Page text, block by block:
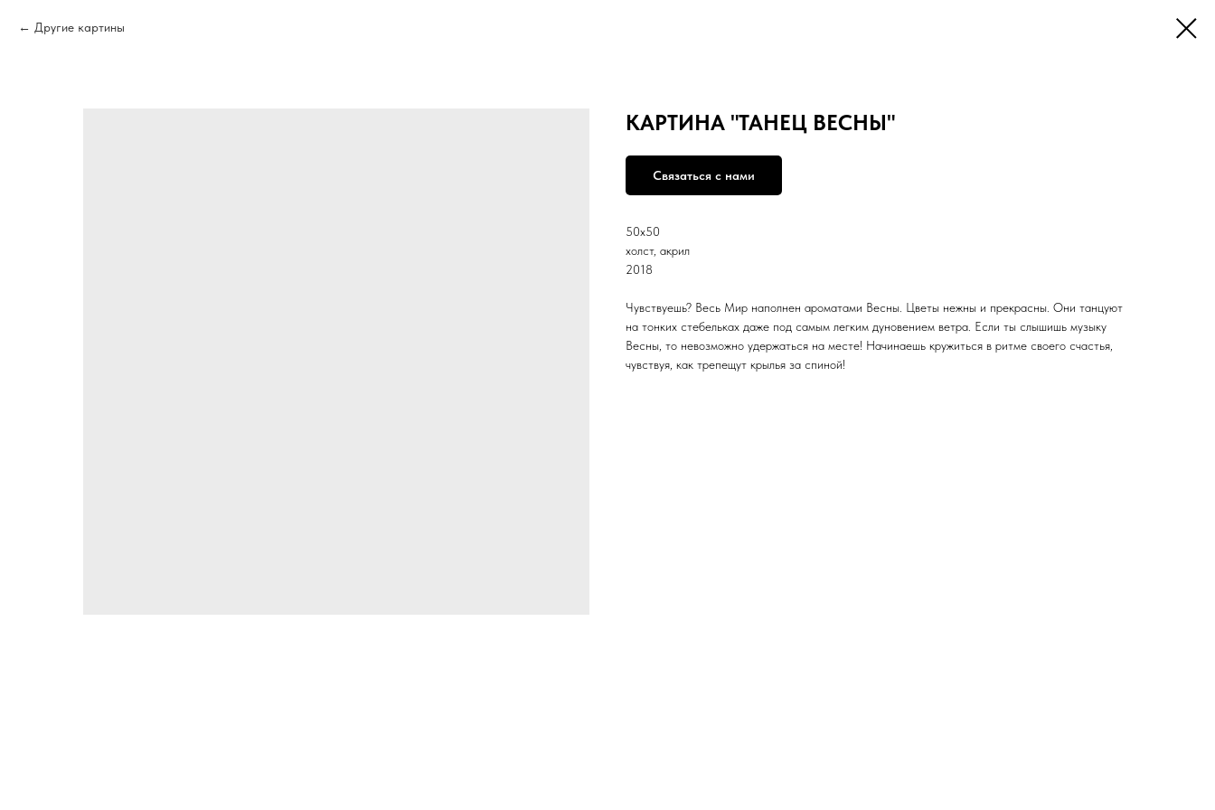
Другие картины
КАРТИНА "ТАНЕЦ ВЕСНЫ"
Связаться с нами
50х50
холст, акрил
2018
Чувствуешь? Весь Мир наполнен ароматами Весны. Цветы нежны и прекрасны. Они танцуют
на тонких стебельках даже под самым легким дуновением ветра. Если ты слышишь музыку
Весны, то невозможно удержаться на месте! Начинаешь кружиться в ритме своего счастья,
чувствуя, как трепещут крылья за спиной!